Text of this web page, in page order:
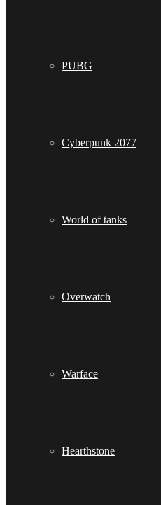
PUBG
Cyberpunk 2077
World of tanks
Overwatch
Warface
Hearthstone